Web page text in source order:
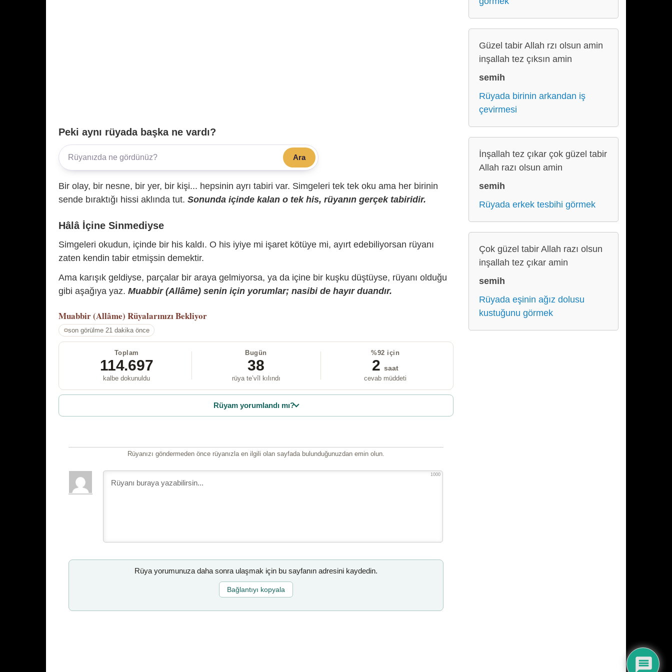
Peki aynı rüyada başka ne vardı?
Ara
Bir olay, bir nesne, bir yer, bir kişi... hepsinin ayrı tabiri var. Simgeleri tek tek oku ama her birinin
sende bıraktığı hissi aklında tut. Sonunda içinde kalan o tek his, rüyanın gerçek tabiridir.
Hâlâ İçine Sinmediyse
Simgeleri okudun, içinde bir his kaldı. O his iyiye mi işaret kötüye mi, ayırt edebiliyorsan rüyanı
zaten kendin tabir etmişsin demektir.
Ama karışık geldiyse, parçalar bir araya gelmiyorsa, ya da içine bir kuşku düştüyse, rüyanı olduğu
gibi aşağıya yaz. Muabbir (Allâme) senin için yorumlar; nasibi de hayır duandır.
Muabbir (Allâme) Rüyalarınızı Bekliyor
son görülme 21 dakika önce
Toplam
114.697
kalbe dokunuldu
Bugün
38
rüya te’vîl kılındı
%92 için
2 saat
cevab müddeti
Rüyam yorumlandı mı?
Rüyanızı göndermeden önce rüyanızla en ilgili olan sayfada bulunduğunuzdan emin olun.
1000
Rüya yorumunuza daha sonra ulaşmak için bu sayfanın adresini kaydedin.
Bağlantıyı kopyala
Güzel tabir Allah rzı olsun amin
inşallah tez çıksın amin
semih
Rüyada birinin arkandan iş
çevirmesi
İnşallah tez çıkar çok güzel tabir
Allah razı olsun amin
semih
Rüyada erkek tesbihi görmek
Çok güzel tabir Allah razı olsun
inşallah tez çıkar amin
semih
Rüyada eşinin ağız dolusu
kustuğunu görmek